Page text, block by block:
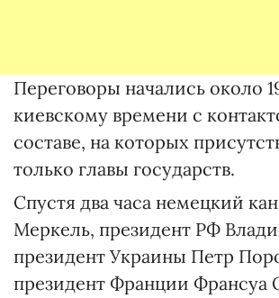
Переговоры начались около
киевскому времени с
составе, на которых
только главы государств.
Спустя два часа немецкий
Меркель, президент РФ
президент Украины Петр
президент Франции Франсуа